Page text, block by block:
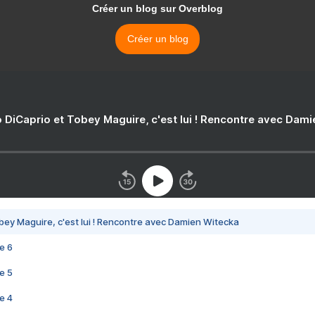
Créer un blog sur Overblog
Créer un blog
DiCaprio et Tobey Maguire, c'est lui ! Rencontre avec
Maguire, c'est lui ! Rencontre avec Damien Witecka
6
5
4